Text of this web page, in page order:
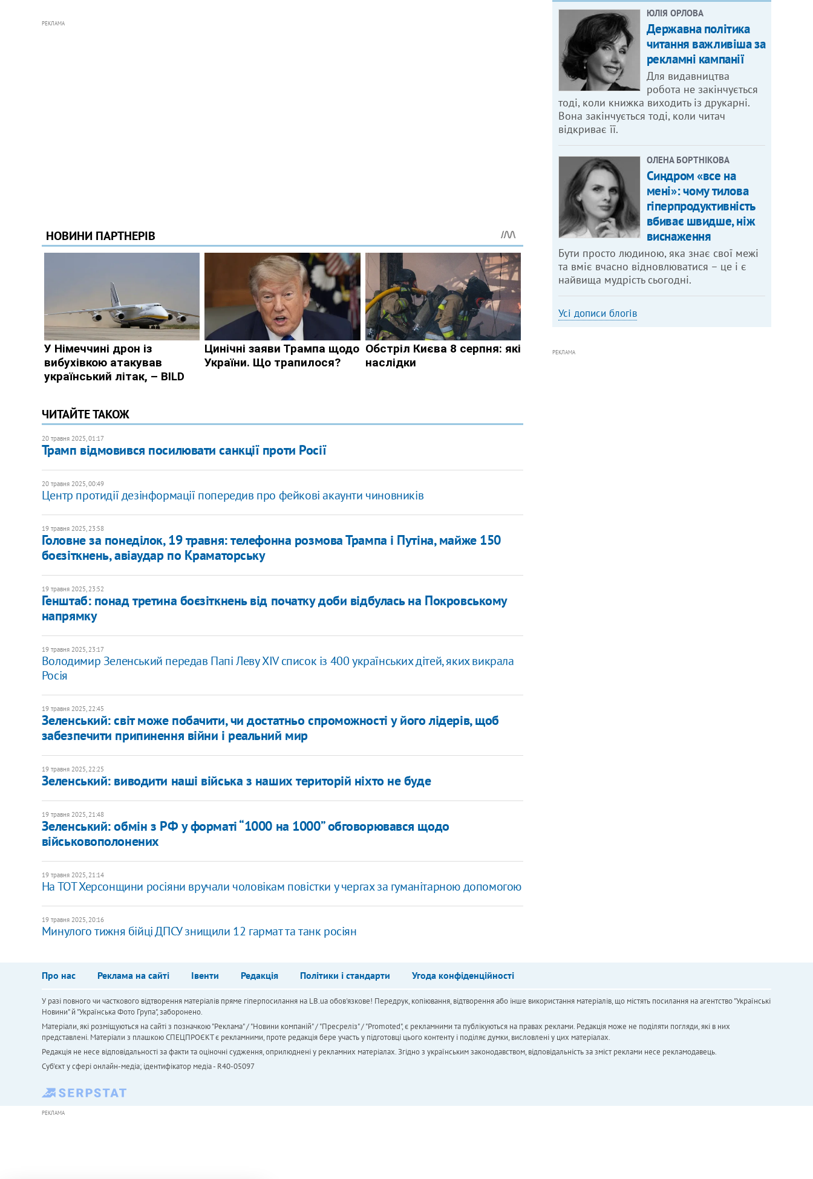
РЕКЛАМА
ЧИТАЙТЕ ТАКОЖ
20 травня 2025, 01:17
Трамп відмовився посилювати санкції проти Росії
20 травня 2025, 00:49
Центр протидії дезінформації попередив про фейкові акаунти чиновників
19 травня 2025, 23:58
Головне за понеділок, 19 травня: телефонна розмова Трампа і Путіна, майже 150
боєзіткнень, авіаудар по Краматорську
19 травня 2025, 23:52
Генштаб: понад третина боєзіткнень від початку доби відбулась на Покровському
напрямку
19 травня 2025, 23:17
Володимир Зеленський передав Папі Леву XIV список із 400 українських дітей, яких викрала
Росія
19 травня 2025, 22:45
Зеленський: світ може побачити, чи достатньо спроможності у його лідерів, щоб
забезпечити припинення війни і реальний мир
19 травня 2025, 22:25
Зеленський: виводити наші війська з наших територій ніхто не буде
19 травня 2025, 21:48
​Зеленський: обмін з РФ у форматі “1000 на 1000” обговорювався щодо
військовополонених
19 травня 2025, 21:14
На ТОТ Херсонщини росіяни вручали чоловікам повістки у чергах за гуманітарною допомогою
19 травня 2025, 20:16
Минулого тижня бійці ДПСУ знищили 12 гармат та танк росіян
ЮЛІЯ ОРЛОВА
Державна політика
читання важливіша за
рекламні кампанії
Для видавництва
робота не закінчується
тоді, коли книжка виходить із друкарні.
Вона закінчується тоді, коли читач
відкриває її.
ОЛЕНА БОРТНІКОВА
Синдром «все на
мені»: чому тилова
гіперпродуктивність
вбиває швидше, ніж
виснаження
Бути просто людиною, яка знає свої межі
та вміє вчасно відновлюватися – це і є
найвища мудрість сьогодні.
Усі дописи блогів
РЕКЛАМА
Про нас Реклама на сайті Івенти Редакція Політики і стандарти Угода конфіденційності
У разі повного чи часткового відтворення матеріалів пряме гіперпосилання на LB.ua обов'язкове! Передрук, копіювання, відтворення або інше використання матеріалів, що містять посилання на агентство "Українськi
Новини" й "Українська Фото Група", заборонено.
Матеріали, які розміщуються на сайті з позначкою "Реклама" / "Новини компаній" / "Пресреліз" / "Promoted", є рекламними та публікуються на правах реклами. Редакція може не поділяти погляди, які в них
представлені. Матеріали з плашкою СПЕЦПРОЄКТ є рекламними, проте редакція бере участь у підготовці цього контенту і поділяє думки, висловлені у цих матеріалах.
Редакція не несе відповідальності за факти та оціночні судження, оприлюднені у рекламних матеріалах. Згідно з українським законодавством, відповідальність за зміст реклами несе рекламодавець.
Cуб'єкт у сфері онлайн-медіа; ідентифікатор медіа - R40-05097
РЕКЛАМА